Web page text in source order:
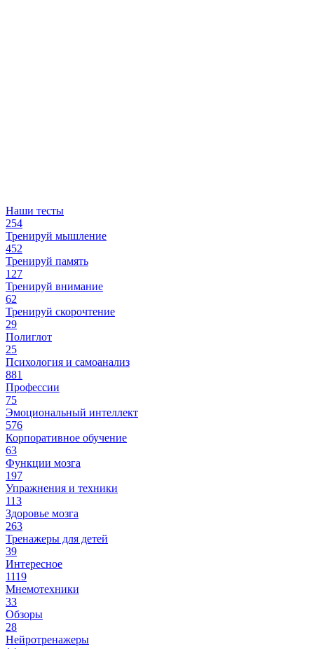
Наши тесты
254
Тренируй мышление
452
Тренируй память
127
Тренируй внимание
62
Тренируй скорочтение
29
Полиглот
25
Психология и самоанализ
881
Профессии
75
Эмоциональный интеллект
576
Корпоративное обучение
63
Функции мозга
197
Упражнения и техники
113
Здоровье мозга
263
Тренажеры для детей
39
Интересное
1119
Мнемотехники
33
Обзоры
28
Нейротренажеры